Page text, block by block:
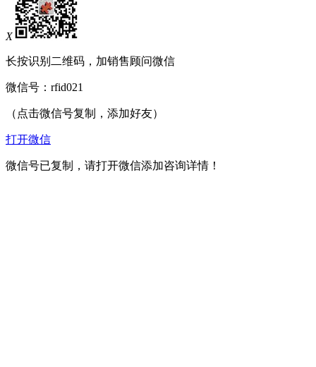
X
长按识别二维码，加销售顾问微信
微信号： rfid021
（点击微信号复制，添加好友）
打开微信
微信号已复制，请打开微信添加咨询详情！